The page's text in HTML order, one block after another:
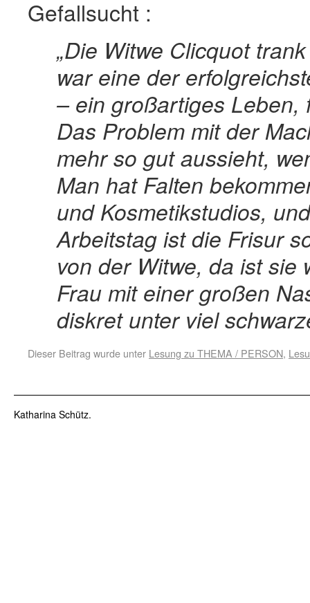
Gefallsucht :
„Die Witwe Clicquot
war eine der
– ein großartiges Leben,
Das Problem mit der
mehr so gut aussieht,
Man hat Falten
und Kosmetikstudios,
Arbeitstag ist die Frisur
von der Witwe, da ist sie
Frau mit einer großen
diskret unter viel
Dieser Beitrag wurde unter Lesung zu THEMA / PERSON,
Katharina Schütz.